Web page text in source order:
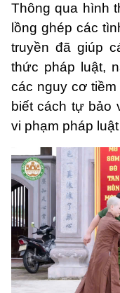
Thông qua hình
lồng ghép các
truyền đã giúp
thức pháp luật,
các nguy cơ
biết cách tự bảo
vi phạm pháp